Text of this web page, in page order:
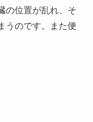
の位置が乱れ、そ
うのです。また便